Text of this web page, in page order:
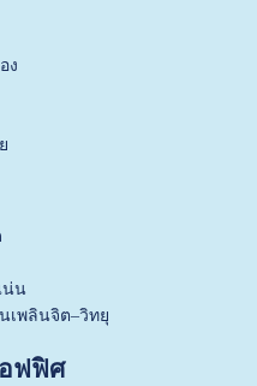
ง
น่น
เพลินจิต–วิทยุ
ฟฟิศ